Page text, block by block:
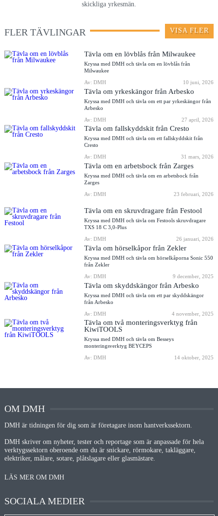
skickliga yrkesmän.
FLER TÄVLINGAR VISA FLER
Tävla om en lövblås från Milwaukee
Kryssa med DMH och tävla om en lövblås från
Milwaukee
Av: DMH
10 juni, 2026
Tävla om yrkeskängor från Arbesko
Kryssa med DMH och tävla om ett par yrkeskängor från
Arbesko
Av: DMH
27 april, 2026
Tävla om fallskyddskit från Cresto
Kryssa med DMH och tävla om ett fallskyddskit från
Cresto
Av: DMH
31 mars, 2026
Tävla om en arbetsbock från Zarges
Kryssa med DMH och tävla om en arbetsbock från
Zarges
Av: DMH
23 februari, 2026
Tävla om en skruvdragare från Festool
Kryssa med DMH och tävla om Festools skruvdragare
TXS 18 C 3,0-Plus
Av: DMH
26 januari, 2026
Tävla om hörselkåpor från Zekler
Kryssa med DMH och tävla om hörselkåporna Sonic 550
från Zekler
Av: DMH
9 december, 2025
Tävla om skyddskängor från Arbesko
Kryssa med DMH och tävla om ett par skyddskängor
från Arbesko
Av: DMH
4 november, 2025
Tävla om två monteringsverktyg från
KiwiTOOLS
Kryssa med DMH och tävla om Besseys
monteringsverktyg BEYCEPS
Av: DMH
14 oktober, 2025
OM DMH
DMH är tidningen för dig som är företagare inom hantverkssektorn.
DMH skriver om nyheter, tester och reportage som är anpassade för hela
verktygssektorn oberoende om du är snickare, rörmokare, takläggare,
elektriker, målare, sotare, plåtslagare eller glasmästare.
LÄS MER OM DMH
SOCIALA MEDIER